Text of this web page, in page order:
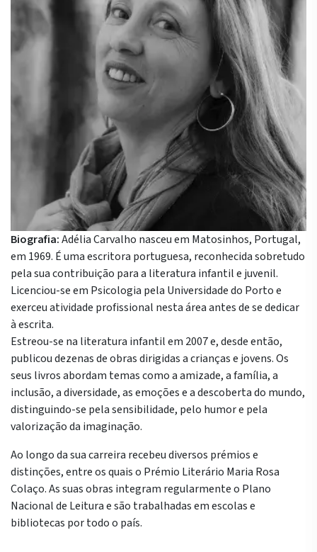
Biografia:Adélia Carvalho nasceu em Matosinhos, Portugal,
em 1969. É uma escritora portuguesa, reconhecida sobretudo
pela sua contribuição para a literatura infantil e juvenil.
Licenciou-se em Psicologia pela Universidade do Portoe
exerceu atividade profissional nesta área antes de se dedicar
à escrita.
Estreou-se na literatura infantil em 2007 e, desde então,
publicou dezenas de obras dirigidas a crianças e jovens. Os
seus livros abordam temas como a amizade, a família, a
inclusão, a diversidade, as emoções e a descoberta do mundo,
distinguindo-se pela sensibilidade, pelo humor e pela
valorização da imaginação.
Ao longo da sua carreira recebeu diversos prémios e
distinções, entre os quais o Prémio Literário Maria Rosa
Colaço. As suas obras integram regularmente o Plano
Nacional de Leitura e são trabalhadas em escolas e
bibliotecas por todo o país.